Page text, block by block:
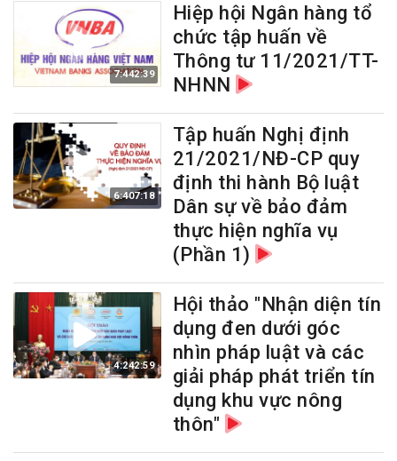
7:442:39
Hiệp hội Ngân hàng tổ
chức tập huấn về
Thông tư 11/2021/TT-
NHNN
6:407:18
Tập huấn Nghị định
21/2021/NĐ-CP quy
định thi hành Bộ luật
Dân sự về bảo đảm
thực hiện nghĩa vụ
(Phần 1)
4:242:59
Hội thảo "Nhận diện tín
dụng đen dưới góc
nhìn pháp luật và các
giải pháp phát triển tín
dụng khu vực nông
thôn"